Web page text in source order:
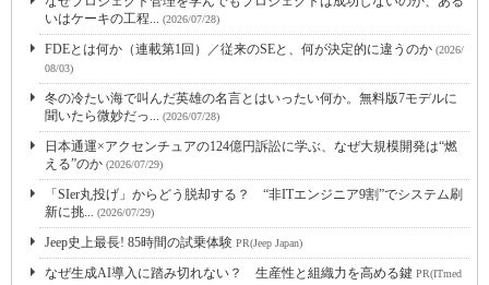
いはケーキの工程... (2026/07/28)
FDEとは何か（連載第1回）／従来のSEと、何が決定的に違うのか (2026/
08/03)
冬の冷たい海で叫んだ英雄の名言とはいったい何か。無料版7モデルに
聞いたら微妙だっ... (2026/07/28)
日本通運×アクセンチュアの124億円訴訟に学ぶ、なぜ大規模開発は“燃
える”のか (2026/07/29)
「SIer丸投げ」からどう脱却する？ “非ITエンジニア9割”でシステム刷
新に挑... (2026/07/29)
Jeep史上最長! 85時間の試乗体験 PR(Jeep Japan)
なぜ生成AI導入に踏み切れない？ 生産性と組織力を高める鍵 PR(ITmed